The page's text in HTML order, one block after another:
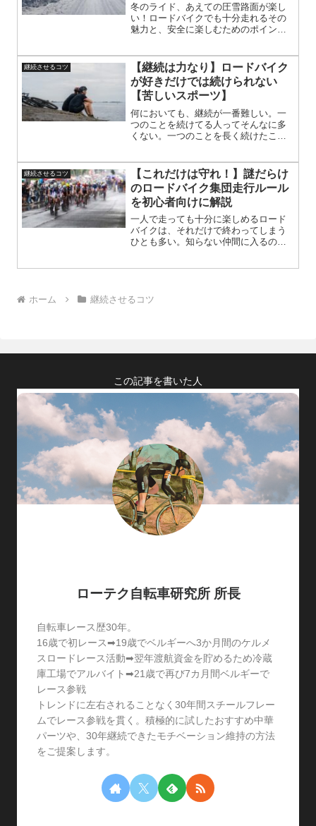
冬のライド、あえての圧雪路面が楽し
い！ロードバイクでも十分走れるその
魅力と、安全に楽しむためのポイント
しさが広がります。冬にしか味わえな
い静けさや景色も満喫しよう！雪道ビ
ギナーも安心のガイド。
継続させるコツ
【継続は力なり】ロードバイク
が好きだけでは続けられない
【苦しいスポーツ】
何においても、継続が一番難しい。一
つのことを続けてる人ってそんなに多
くない。一つのことを長く続けたこと
ろが、好きだけでは続けられない。続
けるには工夫が必要。
継続させるコツ
【これだけは守れ！】謎だらけ
のロードバイク集団走行ルール
を初心者向けに解説
一人で走っても十分に楽しめるロード
バイクは、それだけで終わってしまう
ひとも多い。知らない仲間に入るの
ても過言ではない
ホーム 継続させるコツ
この記事を書いた人
ローテク自転車研究所 所長
自転車レース歴30年。
16歳で初レース➡19歳でベルギーへ3か月間のケルメ
スロードレース活動➡翌年渡航資金を貯めるため冷蔵
庫工場でアルバイト➡21歳で再び7カ月間ベルギーで
レース参戦
トレンドに左右されることなく30年間スチールフレー
ムでレース参戦を貫く。積極的に試したおすすめ中華
パーツや、30年継続できたモチベーション維持の方法
をご提案します。